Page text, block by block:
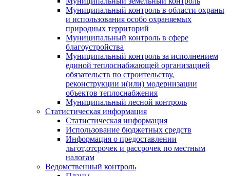
Муниципальный контроль в области охраны
и использования особо охраняемых
природных территорий
Муниципальный контроль в сфере
благоустройства
Муниципальный контроль за исполнением
единой теплоснабжающей организацией
обязательств по строительству,
реконструкции и(или) модернизации
объектов теплоснабжения
Муниципальный лесной контроль
Статистическая информация
Статистическая информация
Использование бюджетных средств
Информация о предоставлении
льгот,отсрочек и рассрочек по местным
налогам
Ведомственный контроль